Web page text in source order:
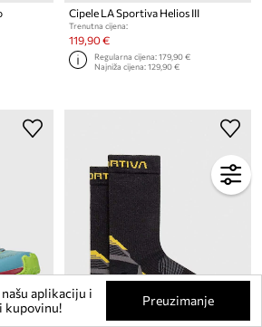
Cipele LA Sportiva Helios III
Trenutna cijena:
119,90 €
Regularna cijena:179,90 €
Najniža cijena:129,90 €
aplikaciju i
kupovinu!
Preuzimanje